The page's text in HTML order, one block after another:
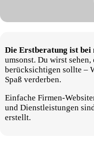
Die Erstberatung ist bei
umsonst. Du wirst
berücksichtigen sollte –
Spaß verderben.
Einfache Firmen-
und Dienstleistungen
erstellt.